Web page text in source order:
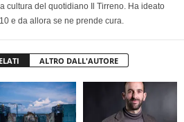
cultura del quotidiano Il Tirreno. Ha ideato
e da allora se ne prende cura.
ALTRO DALL'AUTORE